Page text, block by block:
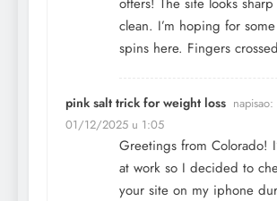
clean. I’m hoping for
spins here. Fingers
pink salt trick for weight loss napisao:
01/12/2025 u 1:05
Greetings from Colorado!
at work so I decided to
your site on my iphone